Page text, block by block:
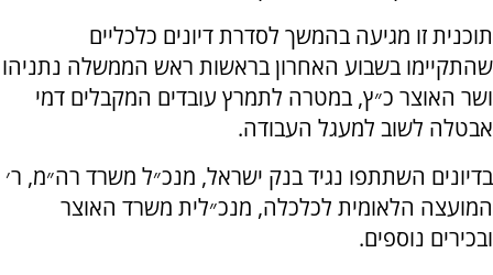
תוכנית זו מגיעה בהמשך לסדרת דיונים כלכליים
שהתקיימו בשבוע האחרון בראשות ראש הממשלה נתניהו
ושר האוצר כ״ץ, במטרה לתמרץ עובדים המקבלים דמי
אבטלה לשוב למעגל העבודה.
בדיונים השתתפו נגיד בנק ישראל, מנכ״ל משרד רה״מ, ר׳
המועצה הלאומית לכלכלה, מנכ״לית משרד האוצר
ובכירים נוספים.